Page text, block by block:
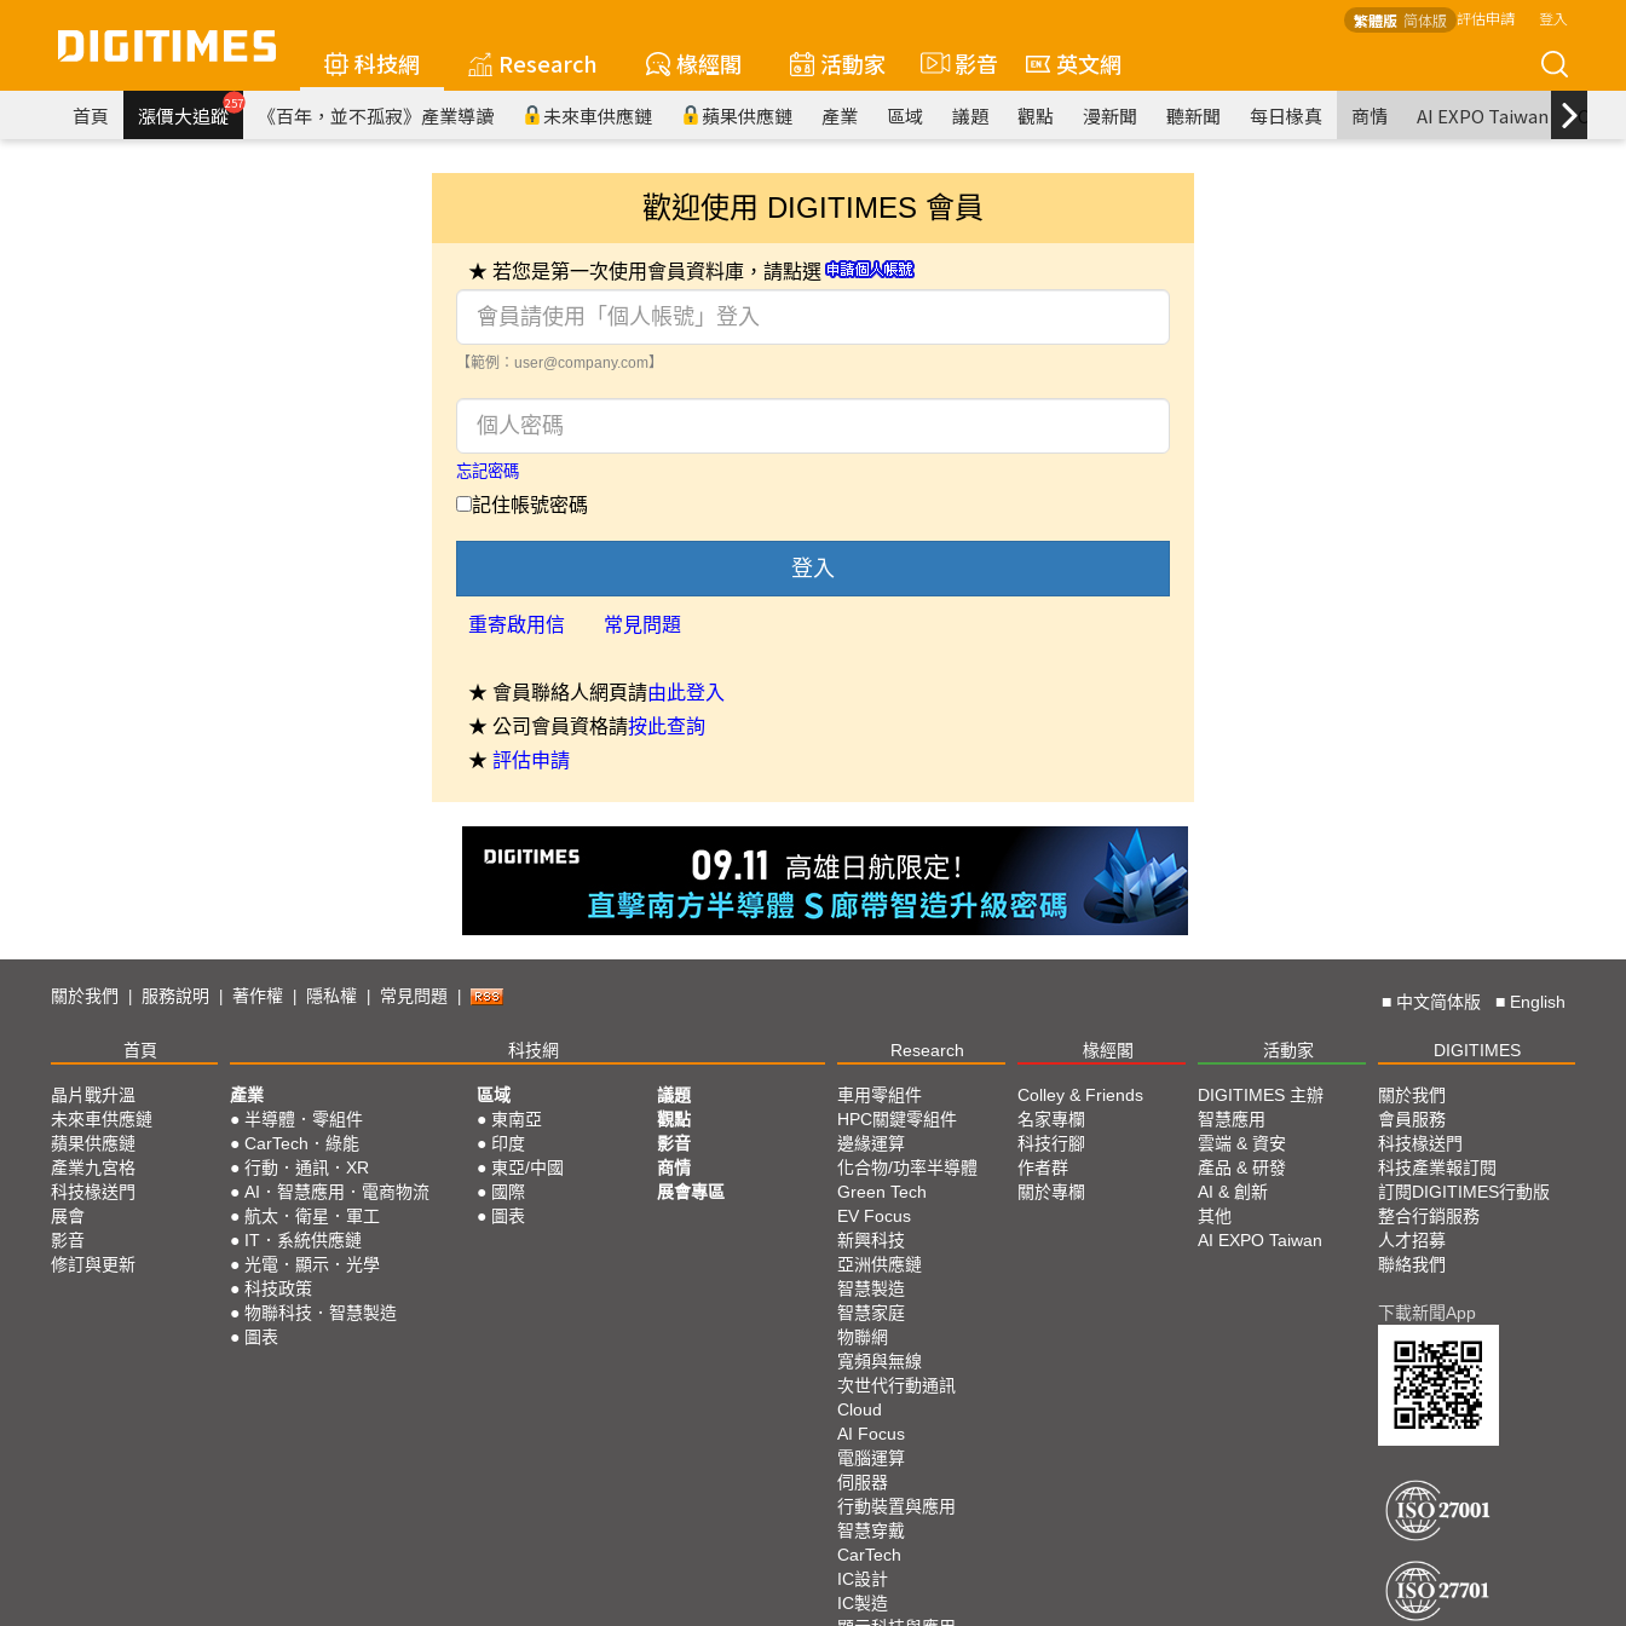
繁體版 简体版 評估申請 登入
科技網 Research 椽經閣 活動家 影音 英文網
首頁 漲價大追蹤257 《百年，並不孤寂》產業導讀 未來車供應鏈 蘋果供應鏈 產業 區域 議題 觀點 漫新聞 聽新聞 每日椽真 商情 AI EXPO Taiwan
歡迎使用 DIGITIMES 會員
★ 若您是第一次使用會員資料庫，請點選
【範例：user@company.com】
忘記密碼
記住帳號密碼
登入
重寄啟用信 常見問題
★ 會員聯絡人網頁請由此登入
★ 公司會員資格請按此查詢
★ 評估申請
關於我們 服務說明 著作權 隱私權 常見問題 ■ 中文简体版 ■ English
首頁 科技網 Research 椽經閣 活動家 DIGITIMES
晶片戰升溫
未來車供應鏈
蘋果供應鏈
產業九宮格
科技椽送門
展會
影音
修訂與更新
產業
● 半導體．零組件
● CarTech．綠能
● 行動．通訊．XR
● AI．智慧應用．電商物流
● 航太．衛星．軍工
● IT．系統供應鏈
● 光電．顯示．光學
● 科技政策
● 物聯科技．智慧製造
● 圖表
區域
● 東南亞
● 印度
● 東亞/中國
● 國際
● 圖表
議題
觀點
影音
商情
展會專區
車用零組件
HPC關鍵零組件
邊緣運算
化合物/功率半導體
Green Tech
EV Focus
新興科技
亞洲供應鏈
智慧製造
智慧家庭
物聯網
寬頻與無線
次世代行動通訊
Cloud
AI Focus
電腦運算
伺服器
行動裝置與應用
智慧穿戴
CarTech
IC設計
IC製造
Colley & Friends
名家專欄
科技行腳
作者群
關於專欄
DIGITIMES 主辦
智慧應用
雲端 & 資安
產品 & 研發
AI & 創新
其他
AI EXPO Taiwan
關於我們
會員服務
科技椽送門
科技產業報訂閱
訂閱DIGITIMES行動版
整合行銷服務
人才招募
聯絡我們
下載新聞App